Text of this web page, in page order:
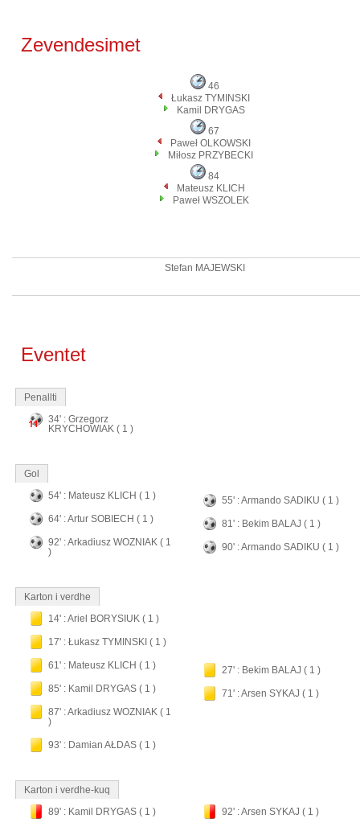
Zevendesimet
46
Łukasz TYMINSKI
Kamil DRYGAS
67
Paweł OLKOWSKI
Miłosz PRZYBECKI
84
Mateusz KLICH
Paweł WSZOLEK
Stefan MAJEWSKI
Eventet
Penallti
34' : Grzegorz
KRYCHOWIAK ( 1 )
Gol
54' : Mateusz KLICH ( 1 )
64' : Artur SOBIECH ( 1 )
92' : Arkadiusz WOZNIAK ( 1
)
55' : Armando SADIKU ( 1 )
81' : Bekim BALAJ ( 1 )
90' : Armando SADIKU ( 1 )
Karton i verdhe
14' : Ariel BORYSIUK ( 1 )
17' : Łukasz TYMINSKI ( 1 )
61' : Mateusz KLICH ( 1 )
85' : Kamil DRYGAS ( 1 )
87' : Arkadiusz WOZNIAK ( 1
)
93' : Damian AŁDAS ( 1 )
27' : Bekim BALAJ ( 1 )
71' : Arsen SYKAJ ( 1 )
Karton i verdhe-kuq
89' : Kamil DRYGAS ( 1 )
92' : Arsen SYKAJ ( 1 )